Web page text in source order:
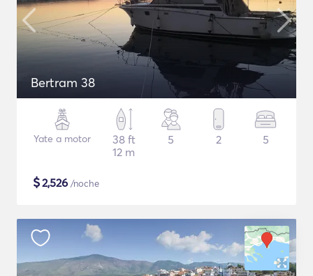
Bertram 38
Yate a motor
38 ft
12 m
5 2 5
$2,526 /noche